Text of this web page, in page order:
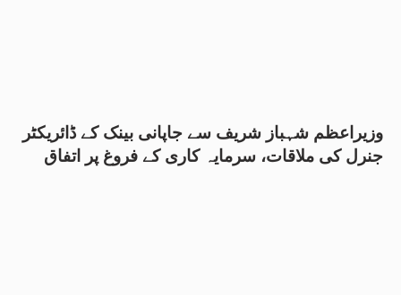
وزیراعظم شہباز شریف سے جاپانی بینک کے ڈائریکٹر
جنرل کی ملاقات، سرمایہ کاری کے فروغ پر اتفاق